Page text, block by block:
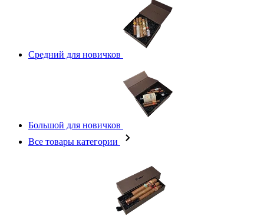
Средний для новичков
Большой для новичков
Все товары категории